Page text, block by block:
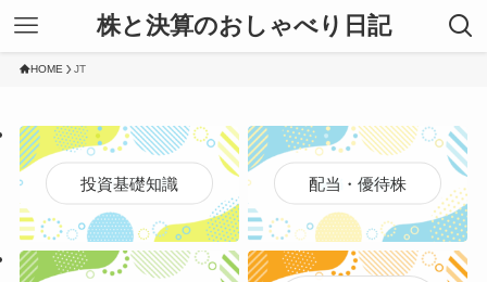
株と決算のおしゃべり日記
HOME JT
投資基礎知識 配当・優待株